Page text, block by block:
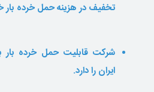
تخفیف در هزینه حمل خرده بار
شرکت
ایران را دارد.